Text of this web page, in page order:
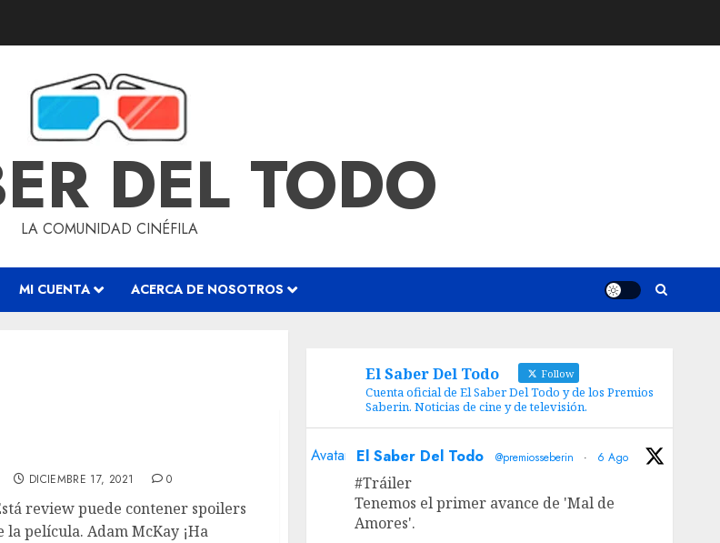
DEL TODO
LA COMUNIDAD CINÉFILA
MI CUENTA ACERCA DE NOSOTROS
DICIEMBRE 17, 2021 0
review puede contener spoilers
la película. Adam McKay ¡Ha
El Saber Del Todo Follow
Cuenta oficial de El Saber Del Todo y de los Premios
Saberin. Noticias de cine y de televisión.
Avatar El Saber Del Todo @premiosseberin · 6 Ago
#Tráiler
Tenemos el primer avance de 'Mal de
Amores'.